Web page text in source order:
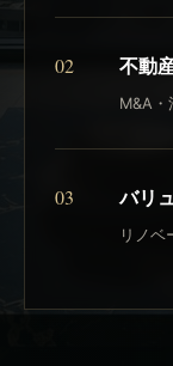
02 不動
M&A・
03 バリ
リノベ